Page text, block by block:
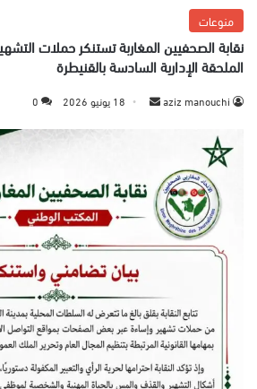
منوعات
نقابة الصحفيين المغاربة تستنكر حملات
الملحقة الإدارية السادسة بالقنيطرة
aziz manouchi
د
إ
ل
ك
ر
18 يونيو 2026 0